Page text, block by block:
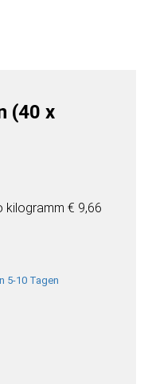
(40 x
kilogramm € 9,66
5-10 Tagen